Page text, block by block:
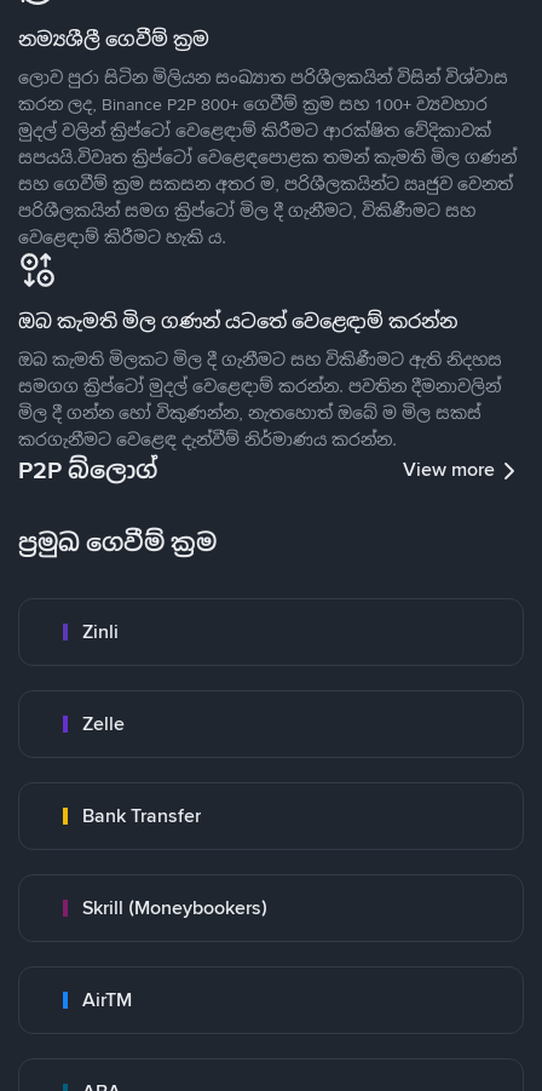
නම්‍යශීලී ගෙවීම් ක්‍රම
ලොව පුරා සිටින මිලියන සංඛ්‍යාත පරිශීලකයින් විසින් විශ්වාස
කරන ලද, Binance P2P 800+ ගෙවීම් ක්‍රම සහ 100+ ව්‍යවහාර
මුදල් වලින් ක්‍රිප්ටෝ වෙළෙඳාම් කිරීමට ආරක්ෂිත වේදිකාවක්
සපයයි.විවෘත ක්‍රිප්ටෝ වෙළෙඳපොළක තමන් කැමති මිල ගණන්
සහ ගෙවීම් ක්‍රම සකසන අතර ම, පරිශීලකයින්ට ඍජුව වෙනත්
පරිශීලකයින් සමග ක්‍රිප්ටෝ මිල දී ගැනීමට, විකිණීමට සහ
වෙළෙඳාම් කිරීමට හැකි ය.
ඔබ කැමති මිල ගණන් යටතේ වෙළෙඳාම් කරන්න
ඔබ කැමති මිලකට මිල දී ගැනීමට සහ විකිණීමට ඇති නිදහස
සමගග ක්‍රිප්ටෝ මුදල් වෙළෙඳාම් කරන්න. පවතින දීමනාවලින්
මිල දී ගන්න හෝ විකුණන්න, නැතහොත් ඔබේ ම මිල සකස්
කරගැනීමට වෙළෙඳ දැන්වීම් නිර්මාණය කරන්න.
P2P බ්ලොග් View more
ප්‍රමුඛ ගෙවීම් ක්‍රම
Zinli
Zelle
Bank Transfer
Skrill (Moneybookers)
AirTM